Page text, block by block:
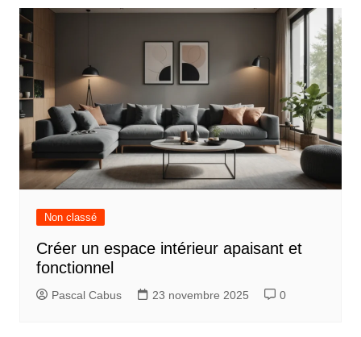
o
n
d
e
l
’
a
r
Non classé
Créer un espace intérieur apaisant et
fonctionnel
Pascal Cabus 23 novembre 2025 0